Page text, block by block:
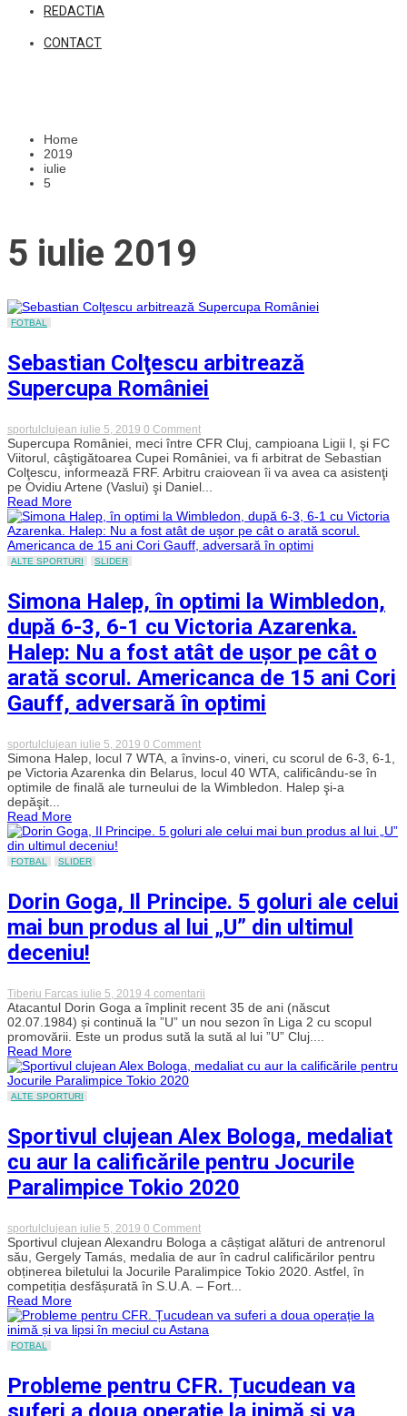
REDACTIA
CONTACT
Home
2019
iulie
5
5 iulie 2019
FOTBAL
Sebastian Colţescu arbitrează
Supercupa României
sportulclujean iulie 5, 2019 0 Commenton
Sebastian
Colţescu
arbitrează
Supercupa
României
Supercupa României, meci între CFR Cluj, campioana Ligii I, şi FC
Viitorul, câştigătoarea Cupei României, va fi arbitrat de Sebastian
Colţescu, informează FRF. Arbitru craiovean îi va avea ca asistenţi
pe Ovidiu Artene (Vaslui) şi Daniel...
Read More
ALTE SPORTURI SLIDER
Simona Halep, în optimi la Wimbledon,
după 6-3, 6-1 cu Victoria Azarenka.
Halep: Nu a fost atât de uşor pe cât o
arată scorul. Americanca de 15 ani Cori
Gauff, adversară în optimi
sportulclujean iulie 5, 2019 0 Commenton
Simona
Halep,
în
optimi
după
cu
Victoria
Azarenka.
Halep:
de
uşor
pe
cât
arată
scorul.
Cori
Gauff,
adversară
în
optimi
Simona Halep, locul 7 WTA, a învins-o, vineri, cu scorul de 6-3, 6-1,
pe Victoria Azarenka din Belarus, locul 40 WTA, calificându-se în
optimile de finală ale turneului de la Wimbledon. Halep şi-a
depăşit...
Read More
FOTBAL SLIDER
Dorin Goga, Il Principe. 5 goluri ale celui
mai bun produs al lui „U” din ultimul
deceniu!
Tiberiu Farcas iulie 5, 2019 4 comentarii
Dorin
Goga,
Il
Principe.
goluri
produs
al
lui
„U”
din
ultimul
Atacantul Dorin Goga a împlinit recent 35 de ani (născut
02.07.1984) și continuă la ”U” un nou sezon în Liga 2 cu scopul
promovării. Este un produs sută la sută al lui ”U” Cluj....
Read More
ALTE SPORTURI
Sportivul clujean Alex Bologa, medaliat
cu aur la calificările pentru Jocurile
Paralimpice Tokio 2020
sportulclujean iulie 5, 2019 0 Commenton
Sportivul
clujean
Alex
Bologa,
medaliat
aur
la
Paralimpice
Tokio
2020
Sportivul clujean Alexandru Bologa a câștigat alături de antrenorul
său, Gergely Tamás, medalia de aur în cadrul calificărilor pentru
obținerea biletului la Jocurile Paralimpice Tokio 2020. Astfel, în
competiția desfășurată în S.U.A. – Fort...
Read More
FOTBAL
Probleme pentru CFR. Țucudean va